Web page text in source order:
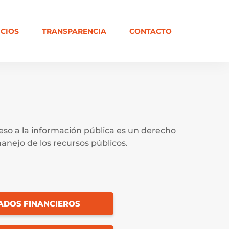
TRANSPARENCIA CONTACTO
a la información pública es un derecho
de los recursos públicos.
FINANCIEROS